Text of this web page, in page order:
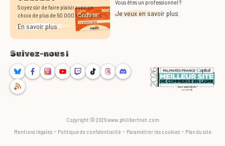
Soyez sûr de faire plaisir avec un
choix de plus de 50 000 références
En savoir plus
Vous êtes un professionnel ?
Je veux en savoir plus
Suivez-nous !
BlueskyFacebookInstagram
YoutubeTwitchTikTokThreadsDiscord
RSS
Copyright © 2026 www.philibertnet.com
Mentions légales- Politique de confidentialité - Paramétrer les cookies- Plan du site